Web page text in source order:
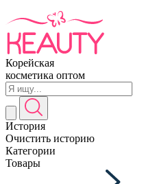
Корейская
косметика оптом
История
Очистить историю
Категории
Товары